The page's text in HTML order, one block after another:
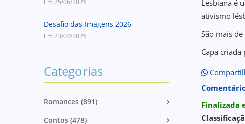
Em 25/06/2026
Desafio das Imagens 2026
Em 23/04/2026
Categorias
Romances (891)
Contos (478)
Lesbiana é
ativismo
São mais
Capa criada
Finalizada